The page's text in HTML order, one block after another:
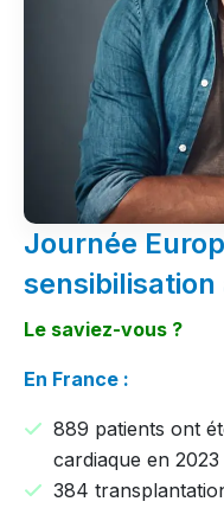
Journée
sensibilisation
Le saviez-vous ?
En France :
889 patients ont
cardiaque en 2023
384